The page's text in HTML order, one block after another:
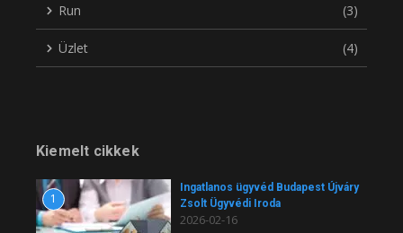
Run (3)
Üzlet (4)
Kiemelt cikkek
1
Ingatlanos ügyvéd Budapest Újváry
Zsolt Ügyvédi Iroda
2026-02-16